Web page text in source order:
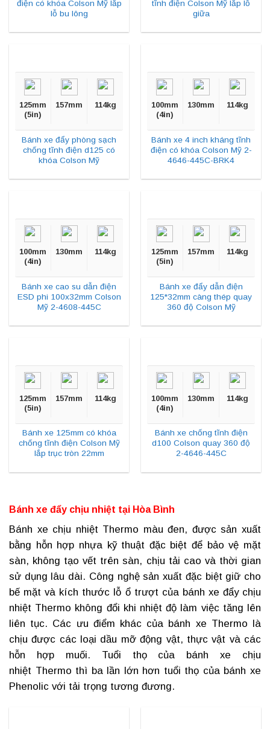
điện có khóa Colson Mỹ lắp
lỗ bu lông
tĩnh điện Colson Mỹ lắp lỗ
giữa
125mm
(5in)
157mm 114kg
Bánh xe đẩy phòng sạch
chống tĩnh điện d125 có
khóa Colson Mỹ
100mm
(4in)
130mm 114kg
Bánh xe 4 inch kháng tĩnh
điện có khóa Colson Mỹ 2-
4646-445C-BRK4
100mm
(4in)
130mm 114kg
Bánh xe cao su dẫn điện
ESD phi 100x32mm Colson
Mỹ 2-4608-445C
125mm
(5in)
157mm 114kg
Bánh xe đẩy dẫn điện
125*32mm càng thép quay
360 độ Colson Mỹ
125mm
(5in)
157mm 114kg
Bánh xe 125mm có khóa
chống tĩnh điện Colson Mỹ
lắp trục tròn 22mm
100mm
(4in)
130mm 114kg
Bánh xe chống tĩnh điện
d100 Colson quay 360 độ
2-4646-445C
Bánh xe đẩy chịu nhiệt tại Hòa Bình
Bánh xe chịu nhiệtThermo màu đen, được sản xuất
bằng hỗn hợp nhựa kỹ thuật đặc biệt để bảo vệ mặt
sàn, không tạo vết trên sàn, chịu tải cao và thời gian
sử dụng lâu dài. Công nghệ sản xuất đặc biệt giữ cho
bế mặt và kích thước lỗ ổ trượt của bánh xe đẩy chịu
nhiệt Thermo không đổi khi nhiệt độ làm việc tăng lên
liên tục. Các ưu điểm khác của bánh xe Thermo là
chịu được các loại dầu mỡ động vật, thực vật và các
hỗn hợp muối. Tuổi thọ của bánh xe chịu
nhiệt Thermo thì ba lần lớn hơn tuổi thọ của bánh xe
Phenolic với tải trọng tương đương.